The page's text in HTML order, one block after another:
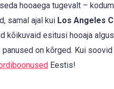
hooaega tugevalt –
samal ajal kui Los Angeles
kõikuvaid esitusi hooaja
on kõrged. Kui
Eestis!